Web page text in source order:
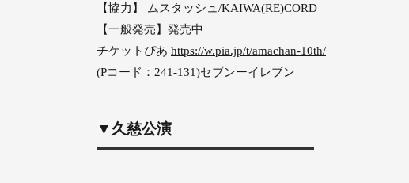
【協力】 ムスタッシュ/KAIWA(RE)CORD
【一般発売】発売中
チケットぴあ https://w.pia.jp/t/amachan-10th/
(Pコード：241-131)セブンーイレブン
▼久慈公演